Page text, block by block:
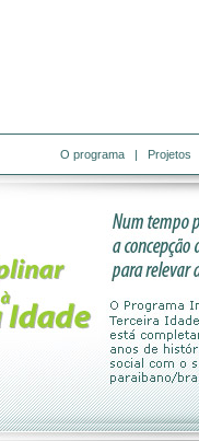
O programa | Projetos